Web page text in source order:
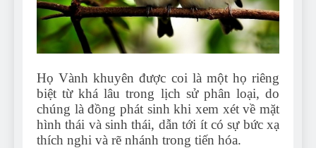
Can Bulldogs Play Fetch?
And How to Train Them!
7 Năm Ago
How Often Do I Need to
7 Năm Ago
Họ Vành khuyên được coi là một họ riêng
biệt từ khá lâu trong lịch sử phân loại, do
chúng là đồng phát sinh khi xem xét về mặt
hình thái và sinh thái, dẫn tới ít có sự bức xạ
thích nghi và rẽ nhánh trong tiến hóa.